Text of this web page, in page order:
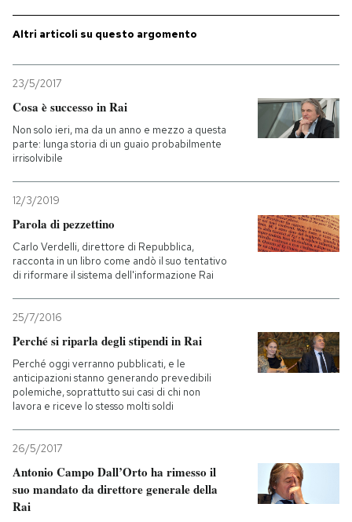
Sport
Mondiali calcio 2026
PODCAST
NEWSLETTER
SHOP
AREA PERSONALE
Entra
Altri articoli su questo argomento
23/5/2017
Cosa è successo in Rai
Non solo ieri, ma da un anno e mezzo a questa
parte: lunga storia di un guaio probabilmente
irrisolvibile
12/3/2019
Parola di pezzettino
Carlo Verdelli, direttore di Repubblica,
racconta in un libro come andò il suo tentativo
di riformare il sistema dell'informazione Rai
25/7/2016
Perché si riparla degli stipendi in Rai
Perché oggi verranno pubblicati, e le
anticipazioni stanno generando prevedibili
polemiche, soprattutto sui casi di chi non
lavora e riceve lo stesso molti soldi
26/5/2017
Antonio Campo Dall’Orto ha rimesso il
suo mandato da direttore generale della
Rai